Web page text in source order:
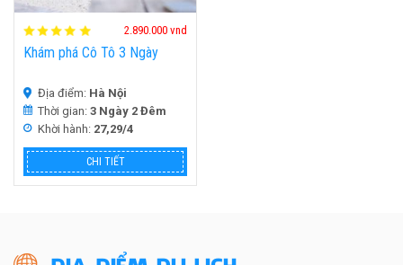
2.890.000 vnd
Khám phá Cô Tô 3 Ngày
Địa điểm: Hà Nội
Thời gian: 3 Ngày 2 Đêm
Khời hành: 27,29/4
CHI TIẾT